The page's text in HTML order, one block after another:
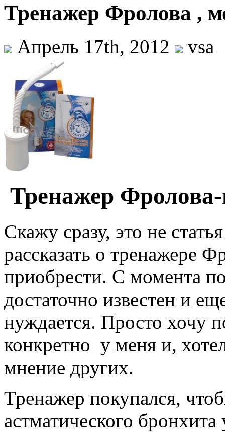
Тренажер Фролова ,
Апрель 17th, 2012 vsa
Тренажер
Скажу сразу, это не
рассказать о тренажере
приобрести. С момента
достаточно известен и
нуждается. Просто хочу
конкретно у меня и,
мнение других.
Тренажер покупался,
астматического